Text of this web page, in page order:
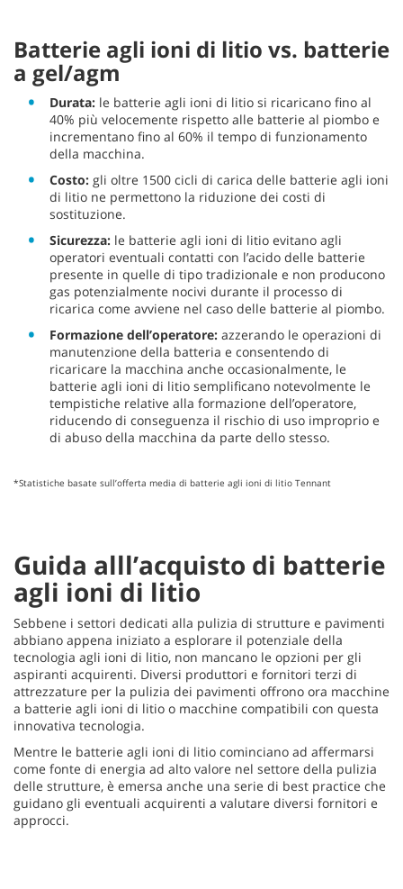
Batterie agli ioni di litio vs. batterie
a gel/agm
Durata: le batterie agli ioni di litio si ricaricano fino al
40% più velocemente rispetto alle batterie al piombo e
incrementano fino al 60% il tempo di funzionamento
della macchina.
Costo: gli oltre 1500 cicli di carica delle batterie agli ioni
di litio ne permettono la riduzione dei costi di
sostituzione.
Sicurezza: le batterie agli ioni di litio evitano agli
operatori eventuali contatti con l’acido delle batterie
presente in quelle di tipo tradizionale e non producono
gas potenzialmente nocivi durante il processo di
ricarica come avviene nel caso delle batterie al piombo.
Formazione dell’operatore: azzerando le operazioni di
manutenzione della batteria e consentendo di
ricaricare la macchina anche occasionalmente, le
batterie agli ioni di litio semplificano notevolmente le
tempistiche relative alla formazione dell’operatore,
riducendo di conseguenza il rischio di uso improprio e
di abuso della macchina da parte dello stesso.
*Statistiche basate sull’offerta media di batterie agli ioni di litio Tennant
Guida alll’acquisto di batterie
agli ioni di litio
Sebbene i settori dedicati alla pulizia di strutture e pavimenti
abbiano appena iniziato a esplorare il potenziale della
tecnologia agli ioni di litio, non mancano le opzioni per gli
aspiranti acquirenti. Diversi produttori e fornitori terzi di
attrezzature per la pulizia dei pavimenti offrono ora macchine
a batterie agli ioni di litio o macchine compatibili con questa
innovativa tecnologia.
Mentre le batterie agli ioni di litio cominciano ad affermarsi
come fonte di energia ad alto valore nel settore della pulizia
delle strutture, è emersa anche una serie di best practice che
guidano gli eventuali acquirenti a valutare diversi fornitori e
approcci.